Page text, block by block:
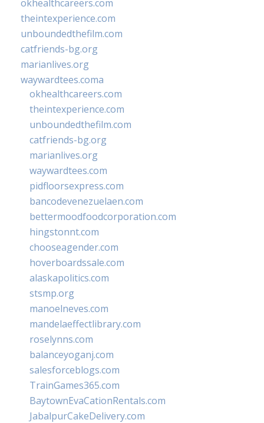
okhealthcareers.com
theintexperience.com
unboundedthefilm.com
catfriends-bg.org
marianlives.org
waywardtees.coma
okhealthcareers.com
theintexperience.com
unboundedthefilm.com
catfriends-bg.org
marianlives.org
waywardtees.com
pidfloorsexpress.com
bancodevenezuelaen.com
bettermoodfoodcorporation.com
hingstonnt.com
chooseagender.com
hoverboardssale.com
alaskapolitics.com
stsmp.org
manoelneves.com
mandelaeffectlibrary.com
roselynns.com
balanceyoganj.com
salesforceblogs.com
TrainGames365.com
BaytownEvaCationRentals.com
JabalpurCakeDelivery.com